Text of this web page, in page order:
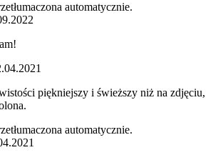
automatycznie.
piękniejszy i świeższy niż na zdjęciu,
automatycznie.